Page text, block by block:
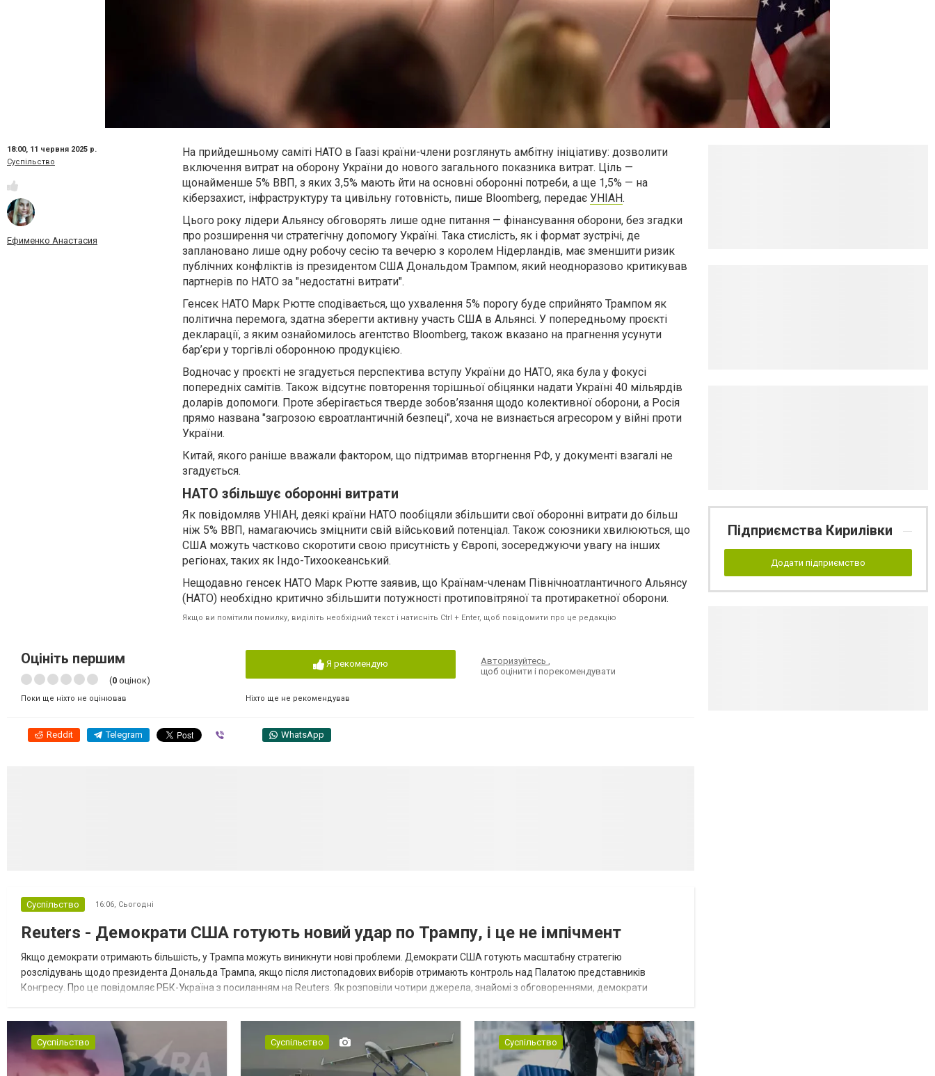
18:00, 11 червня 2025 р.
Суспільство
Ефименко Анастасия
На прийдешньому саміті НАТО в Гаазі країни-члени розглянуть амбітну ініціативу: дозволити
включення витрат на оборону України до нового загального показника витрат. Ціль —
щонайменше 5% ВВП, з яких 3,5% мають йти на основні оборонні потреби, а ще 1,5% — на
кіберзахист, інфраструктуру та цивільну готовність, пише Bloomberg, передає УНІАН.
Цього року лідери Альянсу обговорять лише одне питання — фінансування оборони, без згадки
про розширення чи стратегічну допомогу Україні. Така стислість, як і формат зустрічі, де
заплановано лише одну робочу сесію та вечерю з королем Нідерландів, має зменшити ризик
публічних конфліктів із президентом США Дональдом Трампом, який неодноразово критикував
партнерів по НАТО за "недостатні витрати".
Генсек НАТО Марк Рютте сподівається, що ухвалення 5% порогу буде сприйнято Трампом як
політична перемога, здатна зберегти активну участь США в Альянсі. У попередньому проєкті
декларації, з яким ознайомилось агентство Bloomberg, також вказано на прагнення усунути
бар’єри у торгівлі оборонною продукцією.
Водночас у проєкті не згадується перспектива вступу України до НАТО, яка була у фокусі
попередніх самітів. Також відсутнє повторення торішньої обіцянки надати Україні 40 мільярдів
доларів допомоги. Проте зберігається тверде зобов’язання щодо колективної оборони, а Росія
прямо названа "загрозою євроатлантичній безпеці", хоча не визнається агресором у війні проти
України.
Китай, якого раніше вважали фактором, що підтримав вторгнення РФ, у документі взагалі не
згадується.
НАТО збільшує оборонні витрати
Як повідомляв УНІАН, деякі країни НАТО пообіцяли збільшити свої оборонні витрати до більш
ніж 5% ВВП, намагаючись зміцнити свій військовий потенціал. Також союзники хвилюються, що
США можуть частково скоротити свою присутність у Європі, зосереджуючи увагу на інших
регіонах, таких як Індо-Тихоокеанський.
Нещодавно генсек НАТО Марк Рютте заявив, що Країнам-членам Північноатлантичного Альянсу
(НАТО) необхідно критично збільшити потужності протиповітряної та протиракетної оборони.
Якщо ви помітили помилку, виділіть необхідний текст і натисніть Ctrl + Enter, щоб повідомити про це редакцію
Оцініть першим
(0 оцінок)
Поки ще ніхто не оцінював
Я рекомендую
Ніхто ще не рекомендував
Авторизуйтесь,
щоб оцінити і порекомендувати
Reddit Telegram WhatsApp
Суспільство 16:06, Сьогодні
Reuters - Демократи США готують новий удар по Трампу, і це не імпічмент
Якщо демократи отримають більшість, у Трампа можуть виникнути нові проблеми. Демократи США готують масштабну стратегію
розслідувань щодо президента Дональда Трампа, якщо після листопадових виборів отримають контроль над Палатою представників
Конгресу. Про це повідомляє РБК-Україна з посиланням на Reuters. Як розповіли чотири джерела, знайомі з обговореннями, демократи
Суспільство Суспільство Суспільство
Підприємства Кирилівки
Додати підприємство